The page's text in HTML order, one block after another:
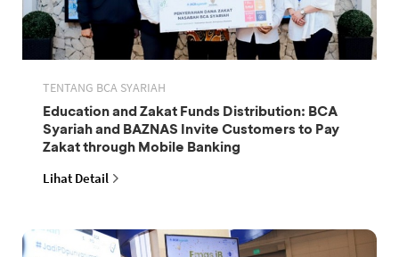
TENTANG BCA SYARIAH
Education and Zakat Funds Distribution: BCA
Syariah and BAZNAS Invite Customers to Pay
Zakat through Mobile Banking
Lihat Detail